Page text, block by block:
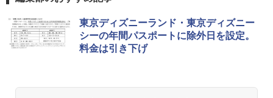
BUNDOK(バンドック)ソロ ドーム 1 EX BDK
-08EX カーキ ソロキャンプ ポリエステル フ
レーム テント
東京ディズニーランド・東京ディズニー
シーの年間パスポートに除外日を設定。
料金は引き下げ